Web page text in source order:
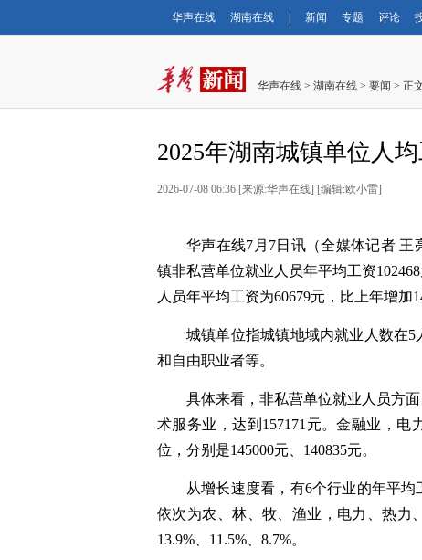
华声在线 湖南在线 新闻 专题 评论
华声在线 > 湖南在线 > 要闻 > 正
2025年湖南城镇单位人
2026-07-08 06:36 [来源:华声在线] [编辑:欧小雷]
华声在线7月7日讯（全媒体记者 王
镇非私营单位就业人员年平均工资
人员年平均工资为60679元，比上年增加
城镇单位指城镇地域内就业人数在
和自由职业者等。
具体来看，非私营单位就业人员方
术服务业，达到157171元。金融业，
位，分别是145000元、140835元。
从增长速度看，有6个行业的年平
依次为农、林、牧、渔业，电力、热力
13.9%、11.5%、8.7%。